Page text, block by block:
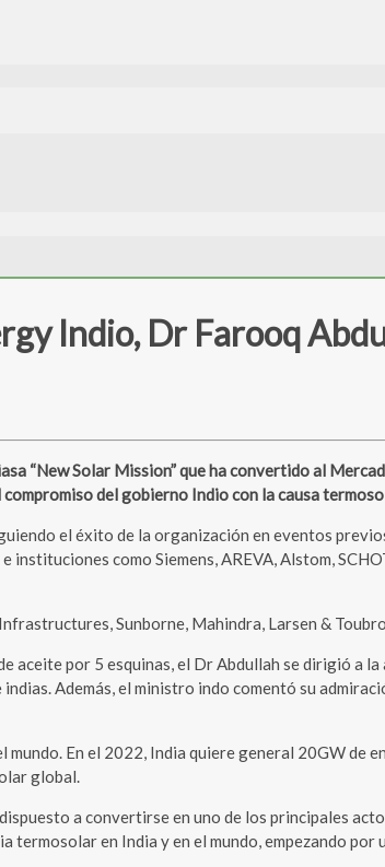
Indio, Dr Farooq
“New Solar Mission” que ha convertido al
del gobierno Indio con la causa
el éxito de la organización en eventos
como Siemens, AREVA, Alstom,
Sunborne, Mahindra, Larsen &
aceite por 5 esquinas, el Dr Abdullah se dirigió a
Además, el ministro indo comentó su
mundo. En el 2022, India quiere general 20GW
global.
a convertirse en uno de los principales
en India y en el mundo, empezando por